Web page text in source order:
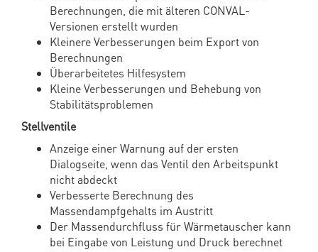
Berechnungen, die mit älteren CONVAL-
Versionen erstellt wurden
Kleinere Verbesserungen beim Export von
Berechnungen
Überarbeitetes Hilfesystem
Kleine Verbesserungen und Behebung von
Stabilitätsproblemen
Stellventile
Anzeige einer Warnung auf der ersten
Dialogseite, wenn das Ventil den Arbeitspunkt
nicht abdeckt
Verbesserte Berechnung des
Massendampfgehalts im Austritt
Der Massendurchfluss für Wärmetauscher kann
bei Eingabe von Leistung und Druck berechnet